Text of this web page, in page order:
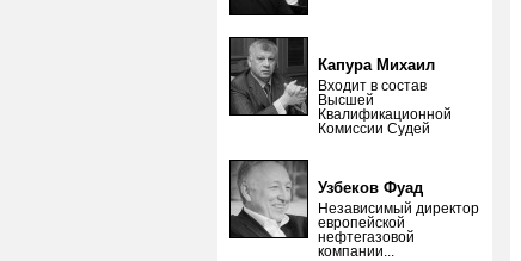
Капура Михаил
Входит в состав
Высшей
Квалификационной
Комиссии Судей
Узбеков Фуад
Независимый директор
европейской
нефтегазовой
компании...